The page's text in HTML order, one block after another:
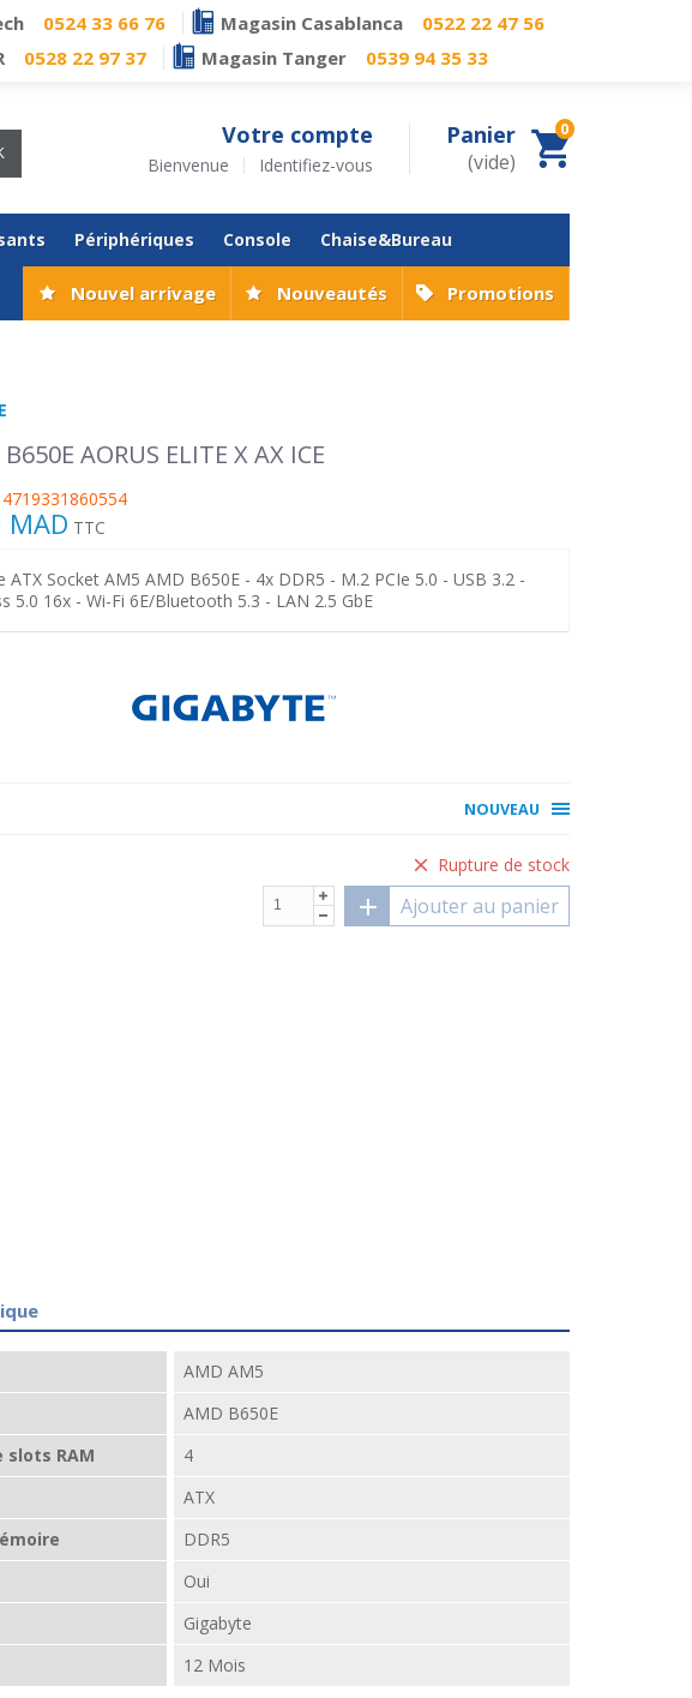
0524 33 66 76 Magasin Casablanca
0522 22 47 56
0528 22 97 37 Magasin Tanger 0539 94 35 33
Panier
(vide)
0
Votre compte
Bienvenue Identifiez-vous
Promotions
Nouveautés
Nouvel arrivage
Périphériques Console Chaise&Bureau
AORUS ELITE X AX ICE
4719331860554
MAD TTC
ATX Socket AM5 AMD B650E - 4x DDR5 - M.2 PCIe 5.0 - USB 3.2 -
5.0 16x - Wi-Fi 6E/Bluetooth 5.3 - LAN 2.5 GbE
NOUVEAU
Rupture de stock
Ajouter au panier
AMD AM5
AMD B650E
slots RAM
4
ATX
DDR5
Oui
Gigabyte
12 Mois